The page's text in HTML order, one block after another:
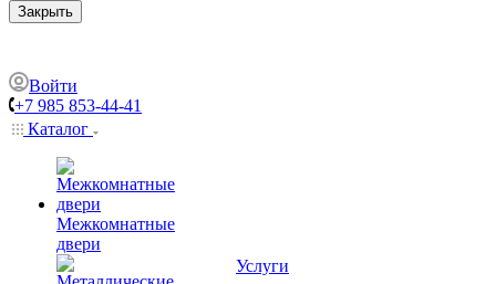
Закрыть
Войти
+7 985 853-44-41
Каталог
Межкомнатные
двери
Услуги